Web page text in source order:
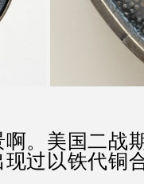
。美国二战
过以铁代铜